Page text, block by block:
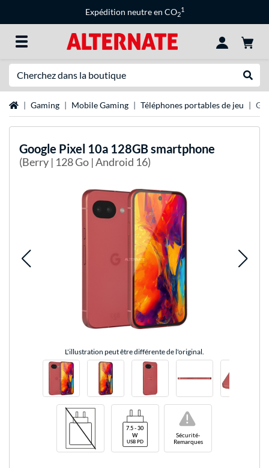
Expédition neutre en CO2
1
Page d'accueil
Gaming Mobile Gaming Téléphones portables de jeu
Google Pixel 10a 128GB smartphone
(Berry | 128 Go | Android 16)
L'illustration peut être différente de l'original.
Sécurité-
Remarques
!